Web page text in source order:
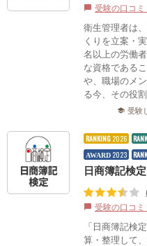
chat_bubble 受験の口コ
衛生管理者は
くりを立案・
名以上の労働
な資格である
や、職場のメ
る今、その役
school 受験
RANKING 2026
AWARD 2023
日商簿記検定
chat_bubble 受験の口コ
「日商簿記検
算・整理して